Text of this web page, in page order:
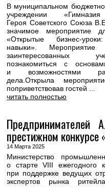
В муниципальном
учреждении
Героя Советского Союза
значимое мероприятие
«Открытые бизнес-
навыки».
заинтересованных
познакомиться с
и возможностями
дела.Открыла
поприветствовав гостей ...
читать полностью
Предпринимателей
престижном конкурсе
14 Марта 2025
Министерство
о старте VIII ежегодного
при поддержке ведущих
экспертов рынка